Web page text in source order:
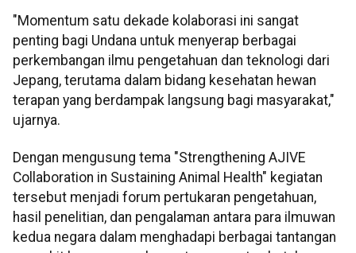
"Momentum satu dekade kolaborasi ini sangat
penting bagi Undana untuk menyerap berbagai
perkembangan ilmu pengetahuan dan teknologi dari
Jepang, terutama dalam bidang kesehatan hewan
terapan yang berdampak langsung bagi masyarakat,"
ujarnya.
Dengan mengusung tema "Strengthening AJIVE
Collaboration in Sustaining Animal Health" kegiatan
tersebut menjadi forum pertukaran pengetahuan,
hasil penelitian, dan pengalaman antara para ilmuwan
kedua negara dalam menghadapi berbagai tantangan